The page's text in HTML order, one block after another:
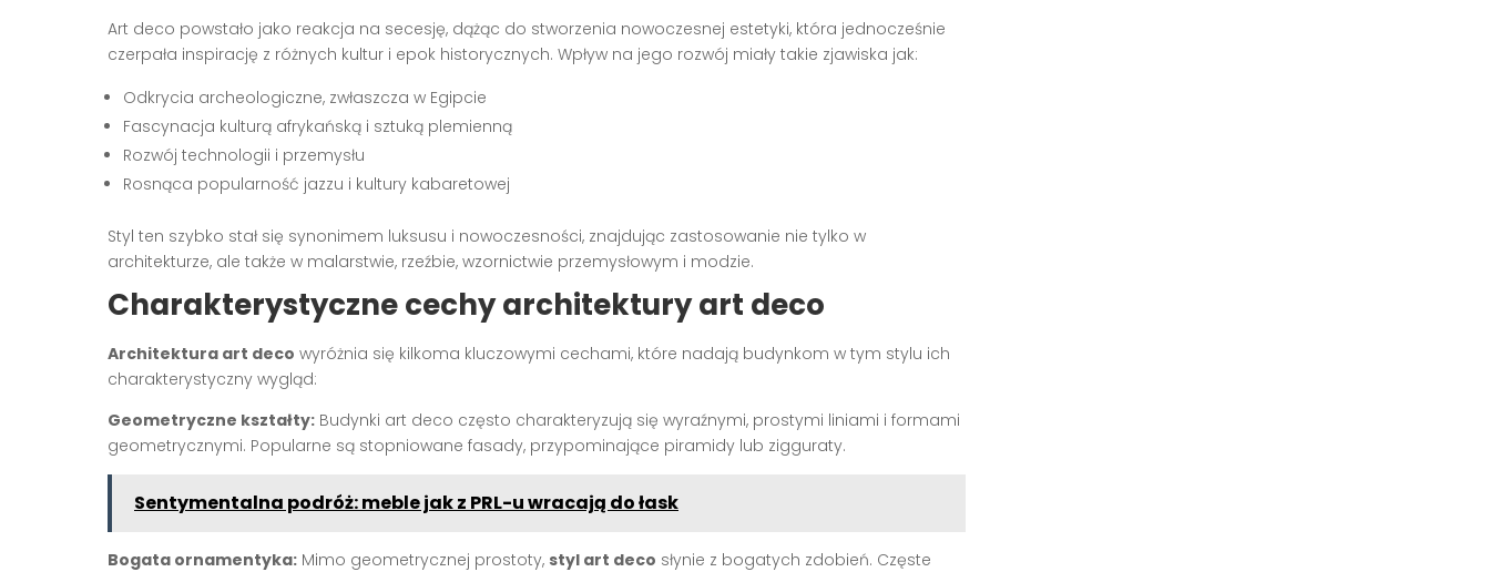
Art deco powstało jako reakcja na secesję, dążąc do stworzenia nowoczesnej estetyki, która jednocześnie
czerpała inspirację z różnych kultur i epok historycznych. Wpływ na jego rozwój miały takie zjawiska jak:
Odkrycia archeologiczne, zwłaszcza w Egipcie
Fascynacja kulturą afrykańską i sztuką plemienną
Rozwój technologii i przemysłu
Rosnąca popularność jazzu i kultury kabaretowej
Styl ten szybko stał się synonimem luksusu i nowoczesności, znajdując zastosowanie nie tylko w
architekturze, ale także w malarstwie, rzeźbie, wzornictwie przemysłowym i modzie.
Charakterystyczne cechy architektury art deco
Architektura art deco wyróżnia się kilkoma kluczowymi cechami, które nadają budynkom w tym stylu ich
charakterystyczny wygląd:
Geometryczne kształty: Budynki art deco często charakteryzują się wyraźnymi, prostymi liniami i formami
geometrycznymi. Popularne są stopniowane fasady, przypominające piramidy lub zigguraty.
Sentymentalna podróż: meble jak z PRL-u wracają do łask
Bogata ornamentyka: Mimo geometrycznej prostoty, styl art deco słynie z bogatych zdobień. Częste